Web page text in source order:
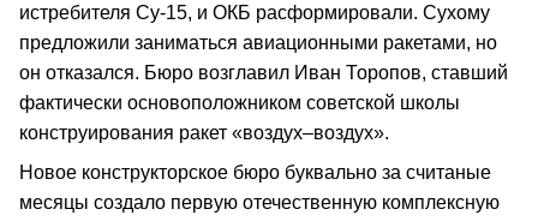
истребителя Су-15, и ОКБ расформировали. Сухому
предложили заниматься авиационными ракетами, но
он отказался. Бюро возглавил Иван Торопов, ставший
фактически основоположником советской школы
конструирования ракет «воздух–воздух».
Новое конструкторское бюро буквально за считаные
месяцы создало первую отечественную комплексную